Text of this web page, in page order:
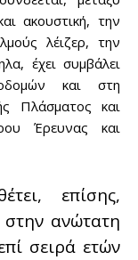
ακουστική, την
λέιζερ, την
έχει συμβάλει
και στη
Πλάσματος και
Έρευνας και
επίσης,
στην ανώτατη
σειρά ετών